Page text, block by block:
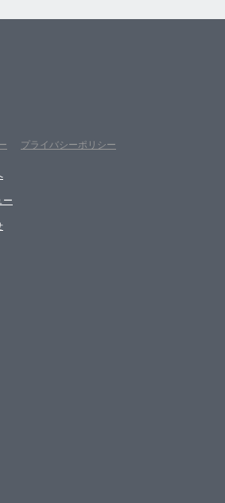
プライバシーポリシー
ー